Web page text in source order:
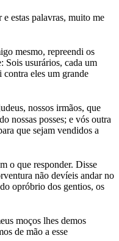
estas palavras, muito me
mesmo, repreendi os
Sois usurários, cada um
eles um grande
nossos irmãos, que
nossas posses; e vós outra
que sejam vendidos a
o que responder. Disse
não devíeis andar no
opróbrio dos gentios, os
moços lhes demos
de mão a esse